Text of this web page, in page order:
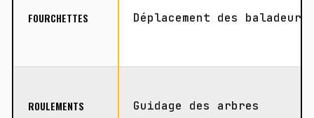
FOURCHETTES Déplacement des baladeurs
ROULEMENTS Guidage des arbres